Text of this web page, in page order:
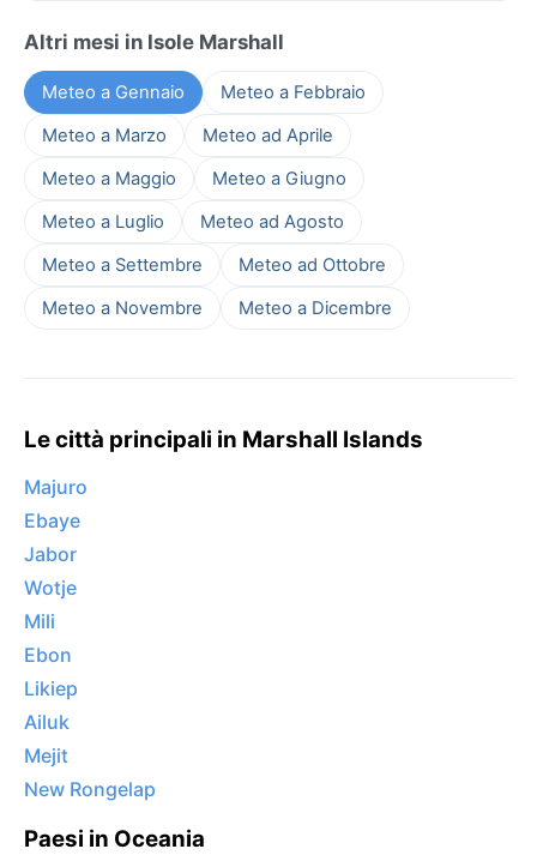
Altri mesi in Isole Marshall
Meteo a Gennaio
Meteo a Febbraio
Meteo a Marzo
Meteo ad Aprile
Meteo a Maggio
Meteo a Giugno
Meteo a Luglio
Meteo ad Agosto
Meteo a Settembre
Meteo ad Ottobre
Meteo a Novembre
Meteo a Dicembre
Le città principali in Marshall Islands
Majuro
Ebaye
Jabor
Wotje
Mili
Ebon
Likiep
Ailuk
Mejit
New Rongelap
Paesi in Oceania